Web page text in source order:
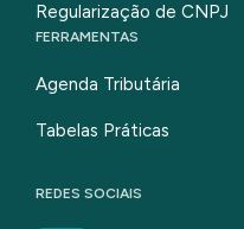
Regularização de CNPJ
FERRAMENTAS
Agenda Tributária
Tabelas Práticas
REDES SOCIAIS